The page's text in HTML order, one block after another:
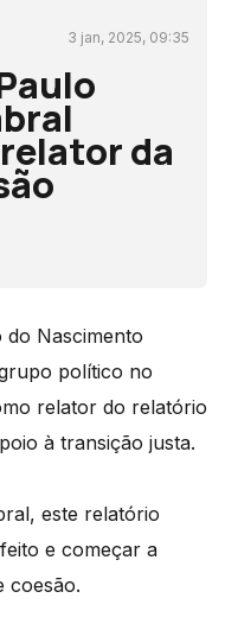
3 jan, 2025, 09:35
da
Nascimento
político no
relator do relatório
à transição justa.
este relatório
e começar a
coesão.